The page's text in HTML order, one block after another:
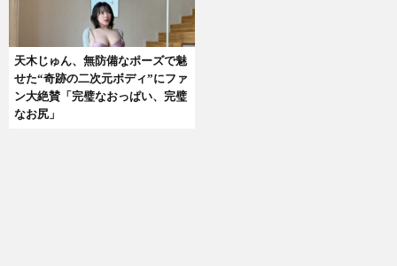
天木じゅん、無防備なポーズで魅
せた“奇跡の二次元ボディ”にファ
ン大絶賛「完璧なおっぱい、完璧
なお尻」